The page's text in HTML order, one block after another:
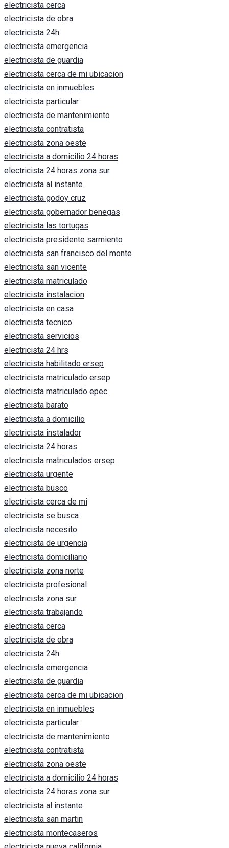
electricista cerca
electricista de obra
electricista 24h
electricista emergencia
electricista de guardia
electricista cerca de mi ubicacion
electricista en inmuebles
electricista particular
electricista de mantenimiento
electricista contratista
electricista zona oeste
electricista a domicilio 24 horas
electricista 24 horas zona sur
electricista al instante
electricista godoy cruz
electricista gobernador benegas
electricista las tortugas
electricista presidente sarmiento
electricista san francisco del monte
electricista san vicente
electricista matriculado
electricista instalacion
electricista en casa
electricista tecnico
electricista servicios
electricista 24 hrs
electricista habilitado ersep
electricista matriculado ersep
electricista matriculado epec
electricista barato
electricista a domicilio
electricista instalador
electricista 24 horas
electricista matriculados ersep
electricista urgente
electricista busco
electricista cerca de mi
electricista se busca
electricista necesito
electricista de urgencia
electricista domiciliario
electricista zona norte
electricista profesional
electricista zona sur
electricista trabajando
electricista cerca
electricista de obra
electricista 24h
electricista emergencia
electricista de guardia
electricista cerca de mi ubicacion
electricista en inmuebles
electricista particular
electricista de mantenimiento
electricista contratista
electricista zona oeste
electricista a domicilio 24 horas
electricista 24 horas zona sur
electricista al instante
electricista san martin
electricista montecaseros